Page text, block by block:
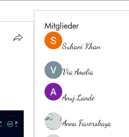
Mitglieder
Suhani Khan
Via Amelia
Anuj Lande
Anna Favorskaya